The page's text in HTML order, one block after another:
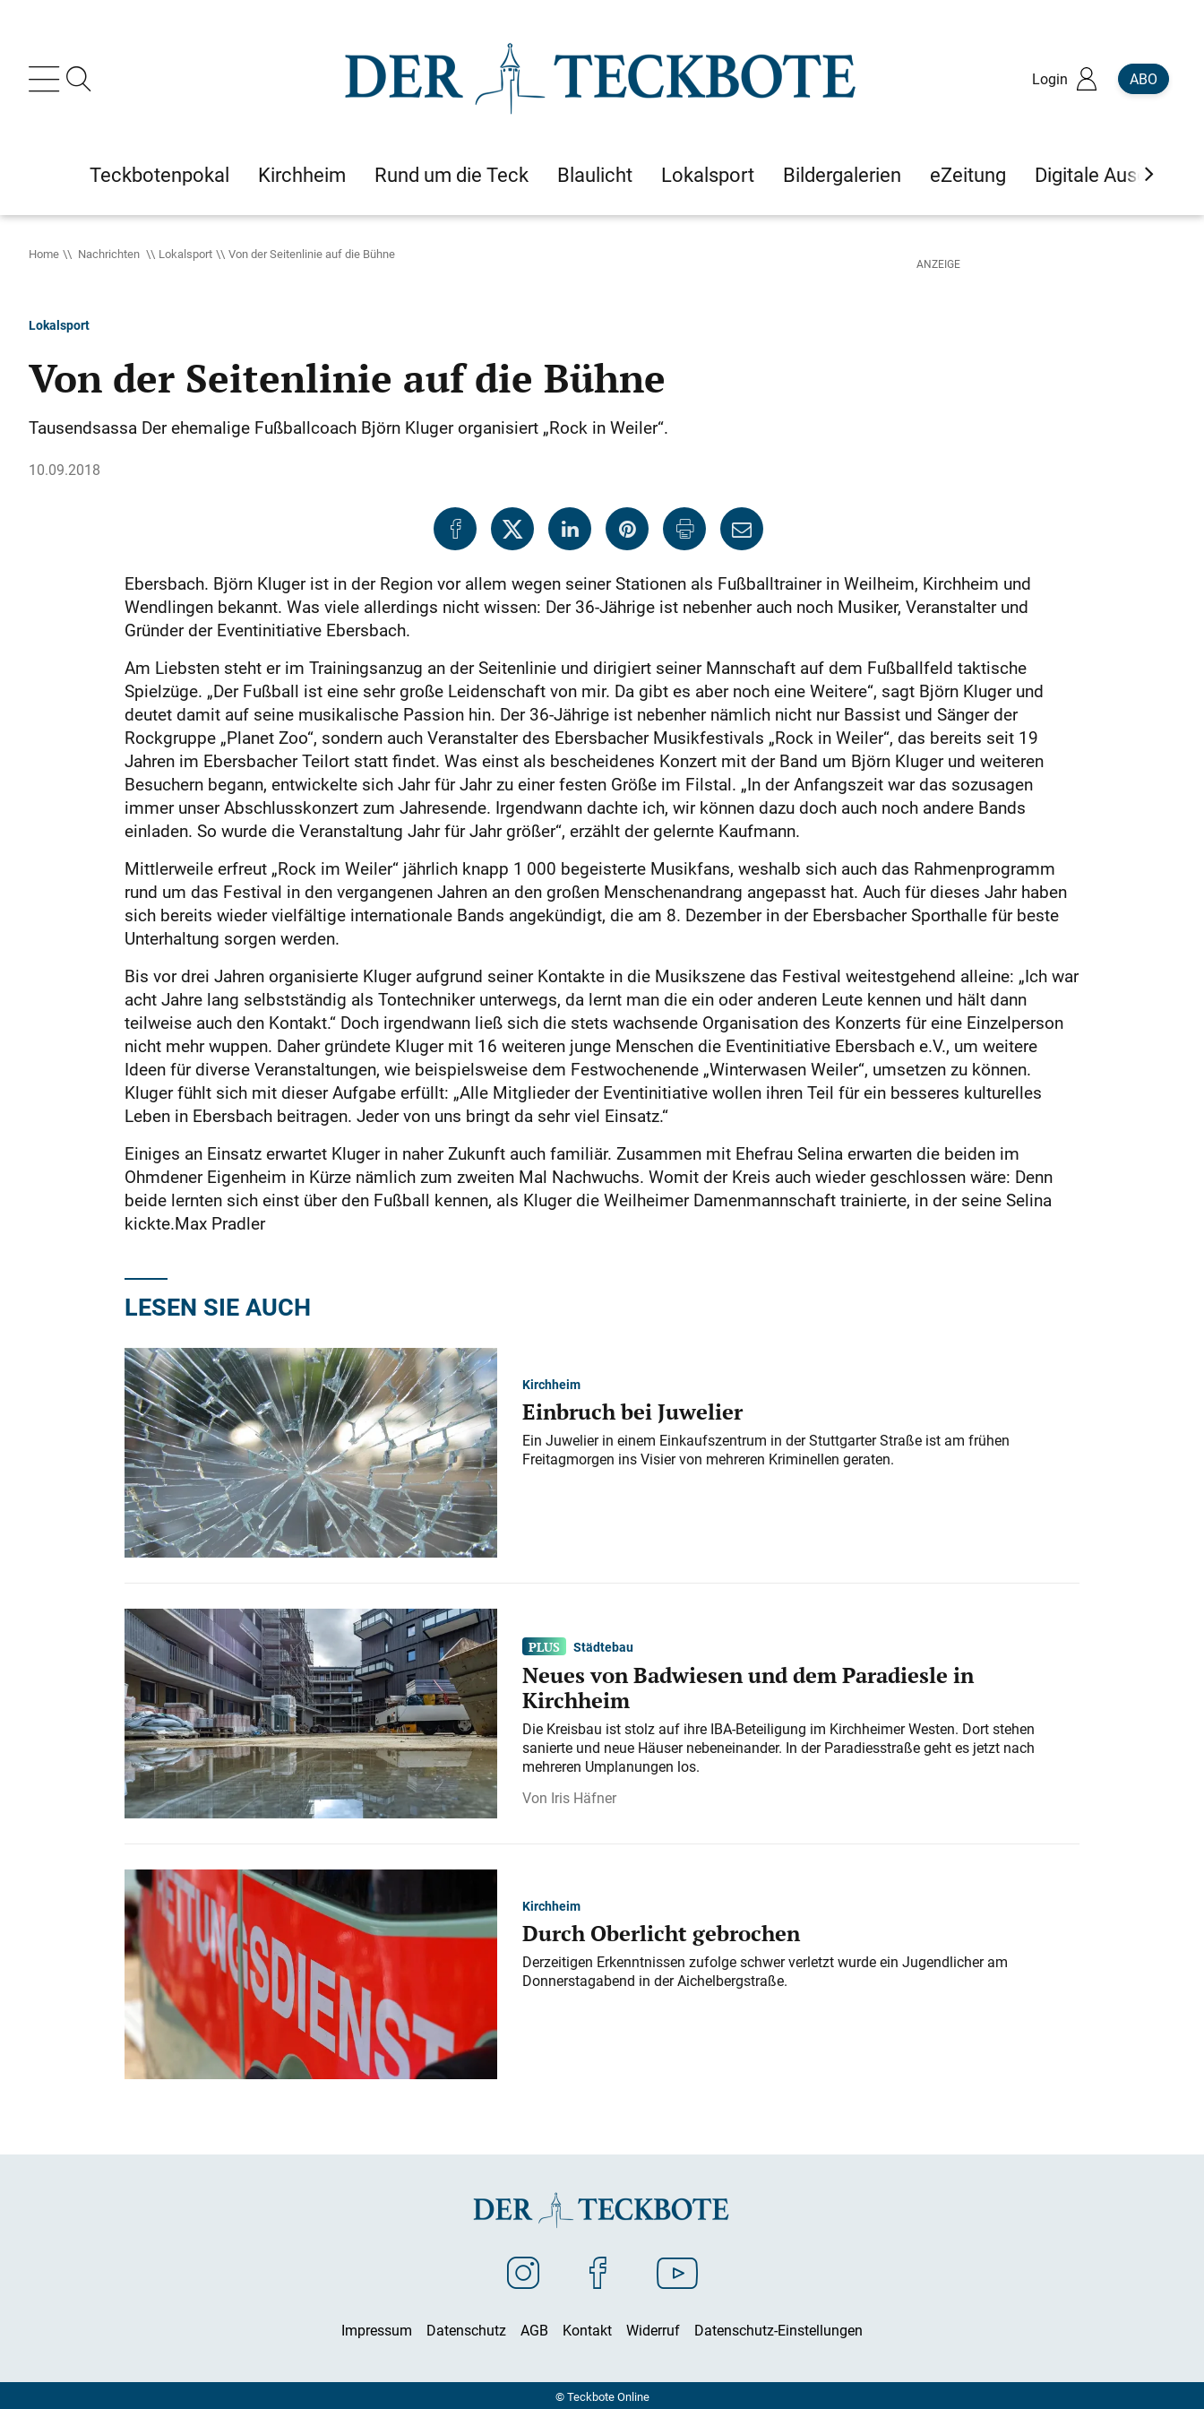
Login ABO
Teckbotenpokal Kirchheim Rund um die Teck Blaulicht Lokalsport Bildergalerien eZeitung Digitale Ausgaben
Home Nachrichten Lokalsport Von der Seitenlinie auf die Bühne
Lokalsport
Von der Seitenlinie auf die Bühne
Tausendsassa Der ehemalige Fußballcoach Björn Kluger organisiert „Rock in Weiler“.
10.09.2018
Ebersbach. Björn Kluger ist in der Region vor allem wegen seiner Stationen als Fußballtrainer in Weilheim, Kirchheim und
Wendlingen bekannt. Was viele allerdings nicht wissen: Der 36-Jährige ist nebenher auch noch Musiker, Veranstalter und
Gründer der Eventinitiative Ebersbach.
Am Liebsten steht er im Trainingsanzug an der Seitenlinie und dirigiert seiner Mannschaft auf dem Fußballfeld taktische
Spielzüge. „Der Fußball ist eine sehr große Leidenschaft von mir. Da gibt es aber noch eine Weitere“, sagt Björn Kluger und
deutet damit auf seine musikalische Passion hin. Der 36-Jährige ist nebenher nämlich nicht nur Bassist und Sänger der
Rockgruppe „Planet Zoo“, sondern auch Veranstalter des Ebersbacher Musikfestivals „Rock in Weiler“, das bereits seit 19
Jahren im Ebersbacher Teilort statt findet. Was einst als bescheidenes Konzert mit der Band um Björn Kluger und weiteren
Besuchern begann, entwickelte sich Jahr für Jahr zu einer festen Größe im Filstal. „In der Anfangszeit war das sozusagen
immer unser Abschlusskonzert zum Jahresende. Irgendwann dachte ich, wir können dazu doch auch noch andere Bands
einladen. So wurde die Veranstaltung Jahr für Jahr größer“, erzählt der gelernte Kaufmann.
Mittlerweile erfreut „Rock im Weiler“ jährlich knapp 1 000 begeisterte Musikfans, weshalb sich auch das Rahmenprogramm
rund um das Festival in den vergangenen Jahren an den großen Menschenandrang angepasst hat. Auch für dieses Jahr haben
sich bereits wieder vielfältige internationale Bands angekündigt, die am 8. Dezember in der Ebersbacher Sporthalle für beste
Unterhaltung sorgen werden.
Bis vor drei Jahren organisierte Kluger aufgrund seiner Kontakte in die Musikszene das Festival weitestgehend alleine: „Ich war
acht Jahre lang selbstständig als Tontechniker unterwegs, da lernt man die ein oder anderen Leute kennen und hält dann
teilweise auch den Kontakt.“ Doch irgendwann ließ sich die stets wachsende Organisation des Konzerts für eine Einzelperson
nicht mehr wuppen. Daher gründete Kluger mit 16 weiteren junge Menschen die Eventinitiative Ebersbach e.V., um weitere
Ideen für diverse Veranstaltungen, wie beispielsweise dem Festwochenende „Winterwasen Weiler“, umsetzen zu können.
Kluger fühlt sich mit dieser Aufgabe erfüllt: „Alle Mitglieder der Eventinitiative wollen ihren Teil für ein besseres kulturelles
Leben in Ebersbach beitragen. Jeder von uns bringt da sehr viel Einsatz.“
Einiges an Einsatz erwartet Kluger in naher Zukunft auch familiär. Zusammen mit Ehefrau Selina erwarten die beiden im
Ohmdener Eigenheim in Kürze nämlich zum zweiten Mal Nachwuchs. Womit der Kreis auch wieder geschlossen wäre: Denn
beide lernten sich einst über den Fußball kennen, als Kluger die Weilheimer Damenmannschaft trainierte, in der seine Selina
kickte.Max Pradler
LESEN SIE AUCH
Kirchheim
Einbruch bei Juwelier
Ein Juwelier in einem Einkaufszentrum in der Stuttgarter Straße ist am frühen
Freitagmorgen ins Visier von mehreren Kriminellen geraten.
Städtebau
Neues von Badwiesen und dem Paradiesle in
Kirchheim
Die Kreisbau ist stolz auf ihre IBA-Beteiligung im Kirchheimer Westen. Dort stehen
sanierte und neue Häuser nebeneinander. In der Paradiesstraße geht es jetzt nach
mehreren Umplanungen los.
Iris Häfner
Kirchheim
Durch Oberlicht gebrochen
Derzeitigen Erkenntnissen zufolge schwer verletzt wurde ein Jugendlicher am
Donnerstagabend in der Aichelbergstraße.
Impressum Datenschutz AGB Kontakt Widerruf Datenschutz-Einstellungen
© Teckbote Online